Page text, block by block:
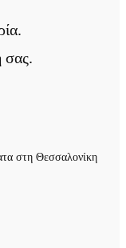
σας.
στη Θεσσαλονίκη